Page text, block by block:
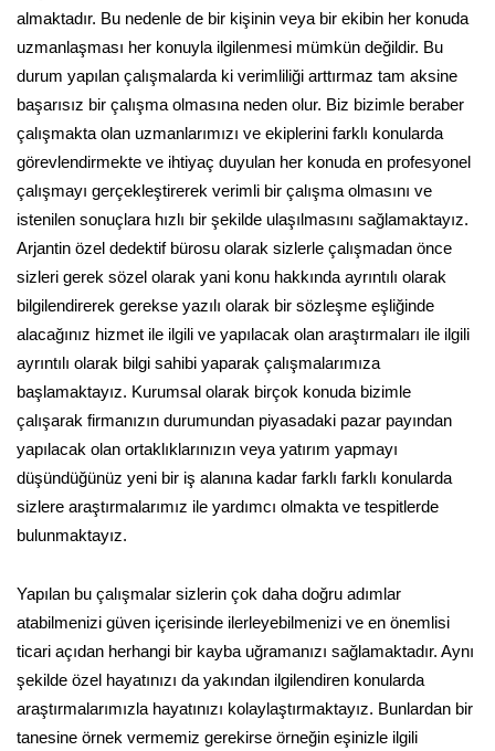
almaktadır. Bu nedenle de bir kişinin veya bir ekibin her konuda
uzmanlaşması her konuyla ilgilenmesi mümkün değildir. Bu
durum yapılan çalışmalarda ki verimliliği arttırmaz tam aksine
başarısız bir çalışma olmasına neden olur. Biz bizimle beraber
çalışmakta olan uzmanlarımızı ve ekiplerini farklı konularda
görevlendirmekte ve ihtiyaç duyulan her konuda en profesyonel
çalışmayı gerçekleştirerek verimli bir çalışma olmasını ve
istenilen sonuçlara hızlı bir şekilde ulaşılmasını sağlamaktayız.
Arjantin özel dedektif bürosu olarak sizlerle çalışmadan önce
sizleri gerek sözel olarak yani konu hakkında ayrıntılı olarak
bilgilendirerek gerekse yazılı olarak bir sözleşme eşliğinde
alacağınız hizmet ile ilgili ve yapılacak olan araştırmaları ile ilgili
ayrıntılı olarak bilgi sahibi yaparak çalışmalarımıza
başlamaktayız. Kurumsal olarak birçok konuda bizimle
çalışarak firmanızın durumundan piyasadaki pazar payından
yapılacak olan ortaklıklarınızın veya yatırım yapmayı
düşündüğünüz yeni bir iş alanına kadar farklı farklı konularda
sizlere araştırmalarımız ile yardımcı olmakta ve tespitlerde
bulunmaktayız.
Yapılan bu çalışmalar sizlerin çok daha doğru adımlar
atabilmenizi güven içerisinde ilerleyebilmenizi ve en önemlisi
ticari açıdan herhangi bir kayba uğramanızı sağlamaktadır. Aynı
şekilde özel hayatınızı da yakından ilgilendiren konularda
araştırmalarımızla hayatınızı kolaylaştırmaktayız. Bunlardan bir
tanesine örnek vermemiz gerekirse örneğin eşinizle ilgili